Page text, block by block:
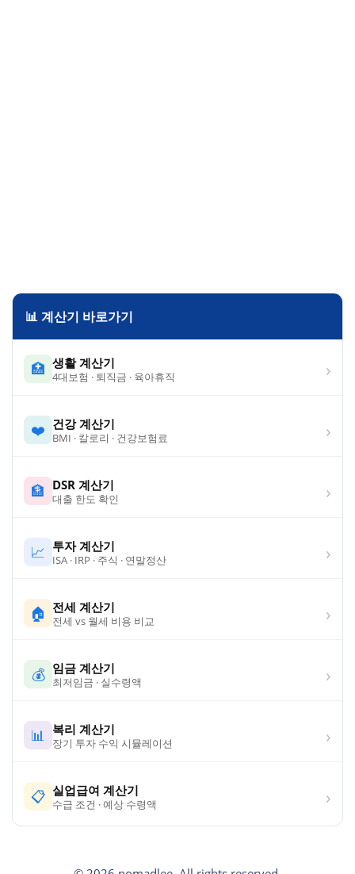
📊 계산기 바로가기
🏥 생활 계산기
4대보험 · 퇴직금 · 육아휴직 ›
❤️ 건강 계산기
BMI · 칼로리 · 건강보험료 ›
🏦 DSR 계산기
대출 한도 확인 ›
📈 투자 계산기
ISA · IRP · 주식 · 연말정산 ›
🏠 전세 계산기
전세 vs 월세 비용 비교 ›
💰 임금 계산기
최저임금 · 실수령액 ›
📊 복리 계산기
장기 투자 수익 시뮬레이션 ›
📋 실업급여 계산기
수급 조건 · 예상 수령액 ›